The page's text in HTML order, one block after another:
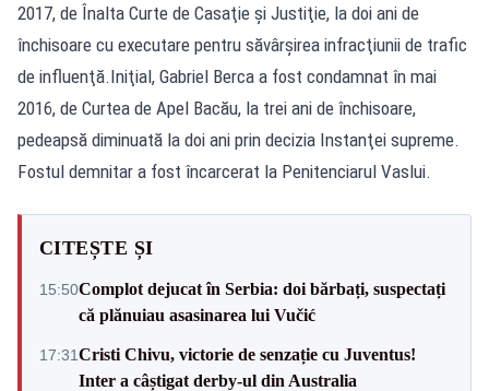
2017, de Înalta Curte de Casaţie şi Justiţie, la doi ani de
închisoare cu executare pentru săvârşirea infracţiunii de trafic
de influenţă.Iniţial, Gabriel Berca a fost condamnat în mai
2016, de Curtea de Apel Bacău, la trei ani de închisoare,
pedeapsă diminuată la doi ani prin decizia Instanţei supreme.
Fostul demnitar a fost încarcerat la Penitenciarul Vaslui.
CITEȘTE ȘI
15:50Complot dejucat în Serbia: doi bărbați, suspectați
că plănuiau asasinarea lui Vučić
17:31Cristi Chivu, victorie de senzație cu Juventus!
Inter a câștigat derby-ul din Australia